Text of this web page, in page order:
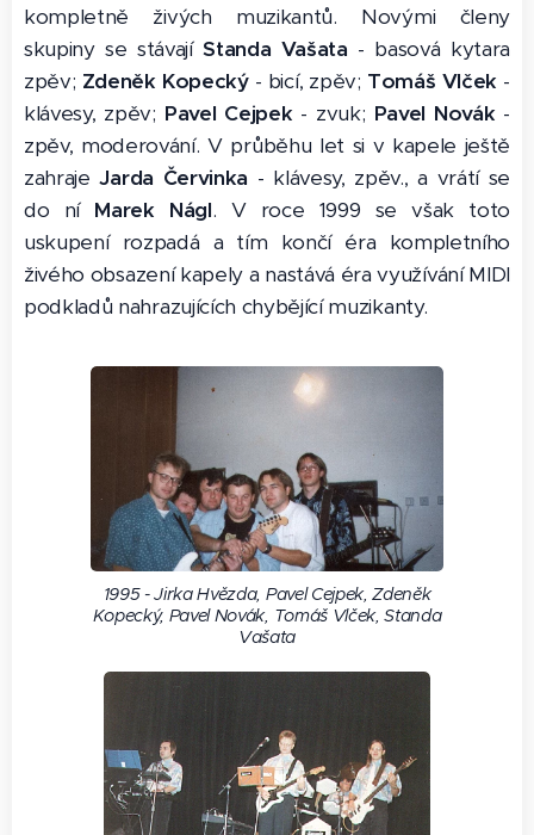
kompletně živých muzikantů. Novými členy
skupiny se stávajíStanda Vašata - basová kytara
zpěv; Zdeněk Kopecký - bicí, zpěv; Tomáš Vlček -
klávesy, zpěv; Pavel Cejpek - zvuk; Pavel Novák -
zpěv, moderování. V průběhu let si v kapele ještě
zahrajeJarda Červinka - klávesy, zpěv., a vrátí se
do ní Marek Nágl. V roce 1999 se však toto
uskupení rozpadá a tím končí éra kompletního
živého obsazení kapely a nastává éra využívání MIDI
podkladů nahrazujících chybějící muzikanty.
1995 - Jirka Hvězda, Pavel Cejpek, Zdeněk
Kopecký, Pavel Novák, Tomáš Vlček, Standa
Vašata